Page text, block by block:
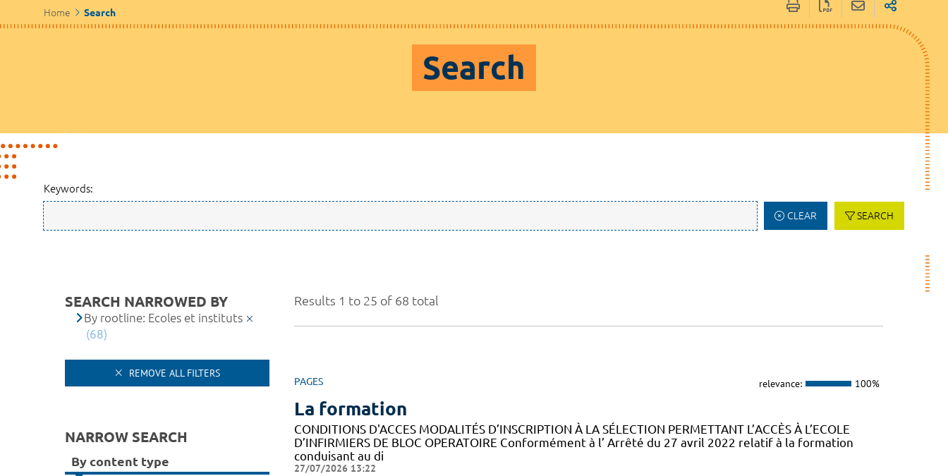
Home Search
Search
Keywords:
CLEAR SEARCH
Results 1 to 25 of 68 total
PAGES relevance: 100%
La formation
CONDITIONS D'ACCES MODALITÉS D’INSCRIPTION À LA SÉLECTION PERMETTANT L’ACCÈS À L’ECOLE
D’INFIRMIERS DE BLOC OPERATOIRE Conformément à l’ Arrêté du 27 avril 2022 relatif à la formation
conduisant au di
27/07/2026 13:22
SEARCH NARROWED BY
By rootline: Ecoles et instituts
(68)
REMOVE ALL FILTERS
NARROW SEARCH
By content type